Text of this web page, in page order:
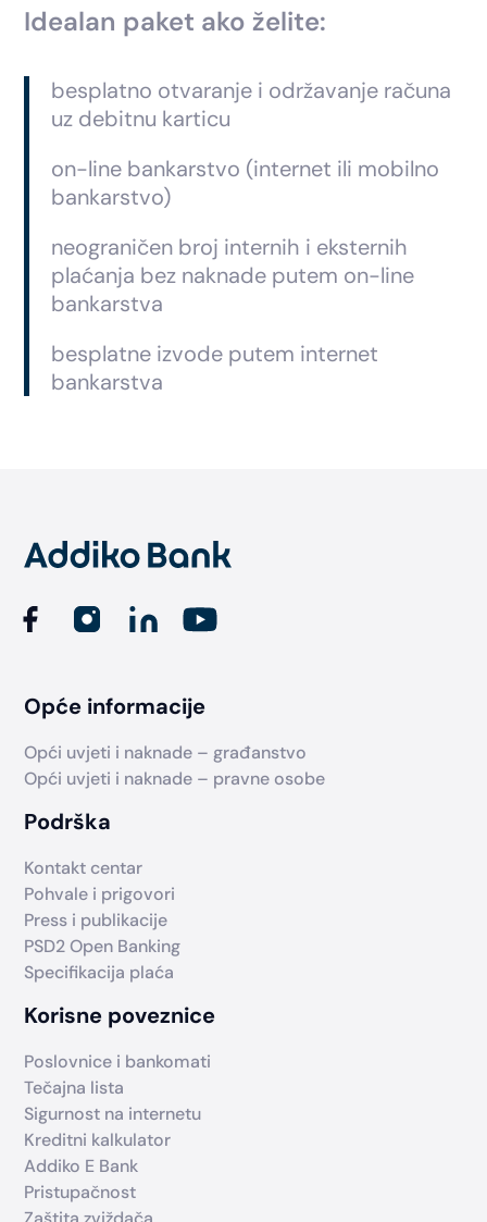
Idealan paket ako želite:
besplatno otvaranje i održavanje računa
uz debitnu karticu
on-line bankarstvo (internet ili mobilno
bankarstvo)
neograničen broj internih i eksternih
plaćanja bez naknade putem on-line
bankarstva
besplatne izvode putem internet
bankarstva
Opće informacije
Opći uvjeti i naknade – građanstvo
Opći uvjeti i naknade – pravne osobe
Podrška
Kontakt centar
Pohvale i prigovori
Press i publikacije
PSD2 Open Banking
Specifikacija plaća
Korisne poveznice
Poslovnice i bankomati
Tečajna lista
Sigurnost na internetu
Kreditni kalkulator
Addiko E Bank
Pristupačnost